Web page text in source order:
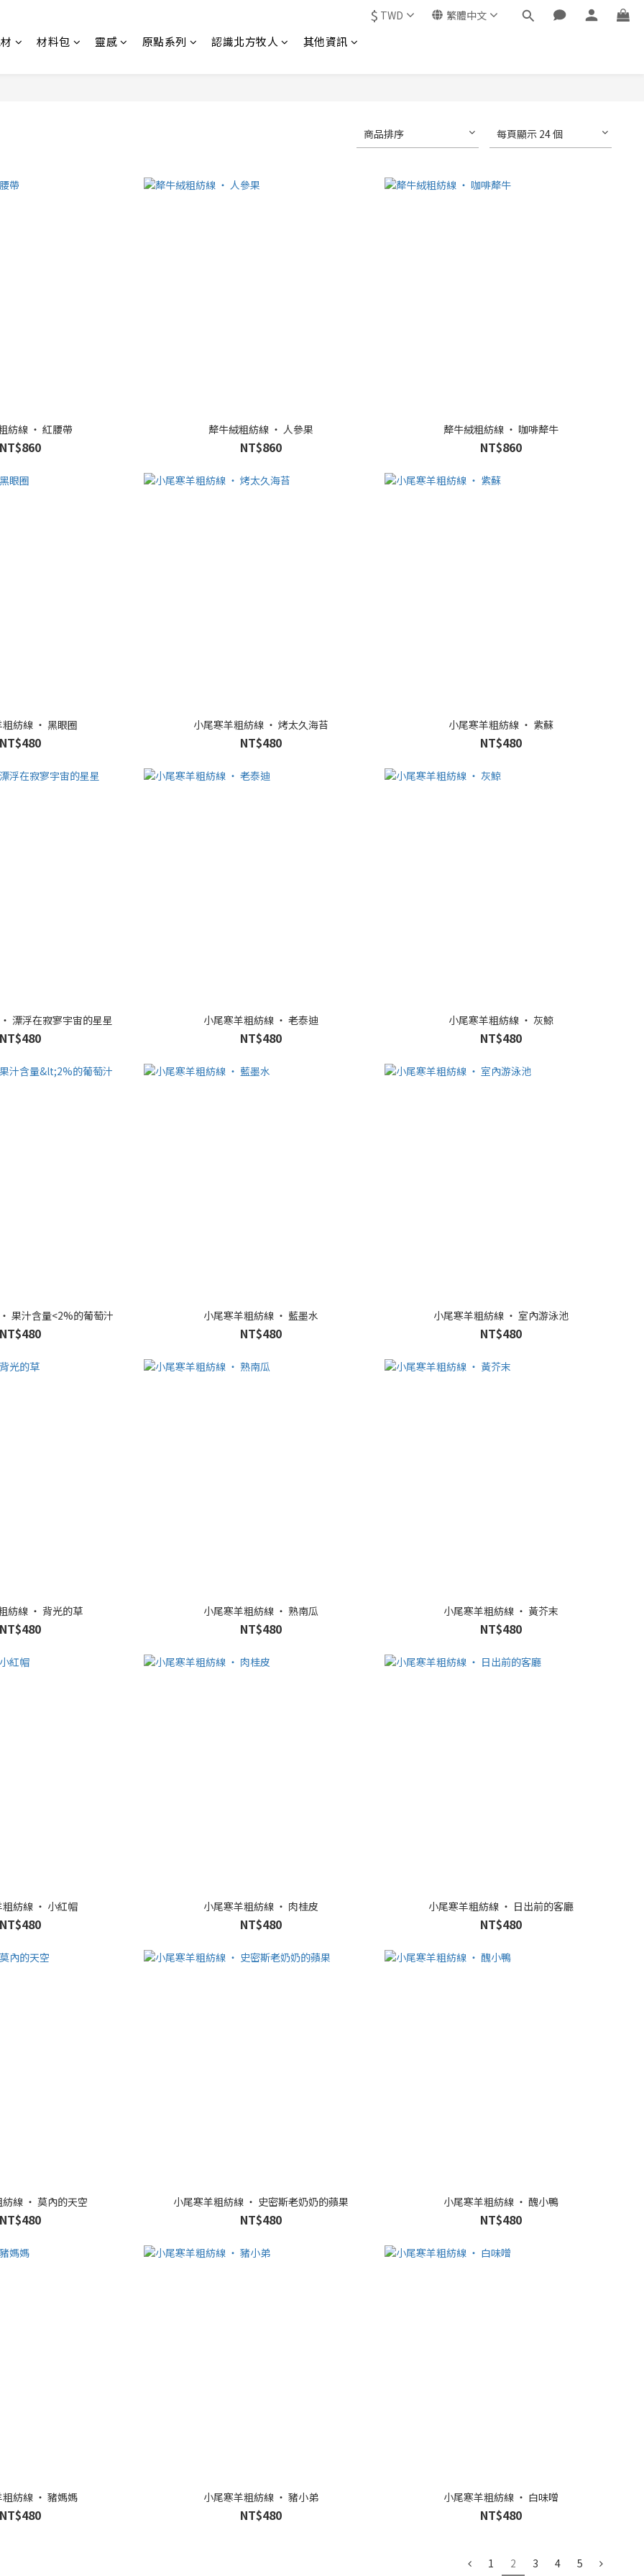
$ TWD 繁體中文
材料包 靈感 原點系列 認識北方牧人 其他資訊
商品排序 每頁顯示 24 個
紡線 ‧ 紅腰帶 犛牛絨粗紡線 ‧ 人參果
NT$860
犛牛絨粗紡線 ‧ 咖啡犛牛
NT$860
粗紡線 ‧ 黑眼圈 小尾寒羊粗紡線 ‧ 烤太久海苔
NT$480
小尾寒羊粗紡線 ‧ 紫蘇
NT$480
漂浮在寂寥宇宙的星星 小尾寒羊粗紡線 ‧ 老泰迪
NT$480
小尾寒羊粗紡線 ‧ 灰鯨
NT$480
果汁含量<2%的葡萄汁 小尾寒羊粗紡線 ‧ 藍墨水
NT$480
小尾寒羊粗紡線 ‧ 室內游泳池
NT$480
紡線 ‧ 背光的草 小尾寒羊粗紡線 ‧ 熟南瓜
NT$480
小尾寒羊粗紡線 ‧ 黃芥末
NT$480
粗紡線 ‧ 小紅帽 小尾寒羊粗紡線 ‧ 肉桂皮
NT$480
小尾寒羊粗紡線 ‧ 日出前的客廳
NT$480
紡線 ‧ 莫內的天空 小尾寒羊粗紡線 ‧ 史密斯老奶奶的蘋果
NT$480
小尾寒羊粗紡線 ‧ 醜小鴨
NT$480
粗紡線 ‧ 豬媽媽 小尾寒羊粗紡線 ‧ 豬小弟
NT$480
小尾寒羊粗紡線 ‧ 白味噌
NT$480
1 2 3 4 5